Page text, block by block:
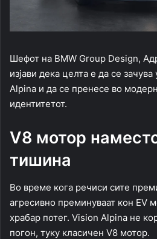
Шефот на BMW Group Design,
изјави дека целта е да се
Alpina и да се пренесе во
идентитетот.
V8 мотор
тишина
Во време кога речиси сите
агресивно преминуваат кон EV
храбар потег. Vision Alpina не
погон, туку класичен V8 мотор.